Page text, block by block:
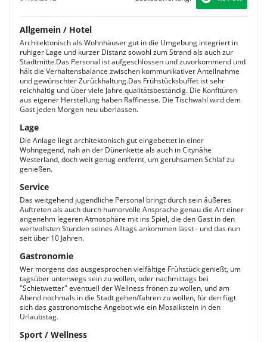
Allgemein / Hotel
Architektonisch als Wohnhäuser gut in die Umgebung integriert in
ruhiger Lage und kurzer Distanz sowohl zum Strand als auch zur
Stadtmitte.Das Personal ist aufgeschlossen und zuvorkommend und
hält die Verhaltensbalance zwischen kommunikativer Anteilnahme
und gewünschter Zurückhaltung.Das Frühstücksbuffet ist sehr
reichhaltig und über viele Jahre qualitätsbeständig. Die Konfitüren
aus eigener Herstellung haben Raffinesse. Die Tischwahl wird dem
Gast jeden Morgen neu überlassen.
Lage
Die Anlage liegt architektonisch gut eingebettet in einer
Wohngegend, nah an der Dünenkette als auch in Citynähe
Westerland, doch weit genug entfernt, um geruhsamen Schlaf zu
genießen.
Service
Das weitgehend jugendliche Personal bringt durch sein äußeres
Auftreten als auch durch humorvolle Ansprache genau die Art einer
angenehm legeren Atmosphäre mit ins Spiel, die den Gast in den
wertvollsten Stunden seines Alltags ankommen lässt - und das nun
seit über 10 Jahren.
Gastronomie
Wer morgens das ausgesprochen vielfältige Frühstück genießt, um
tagsüber unterwegs sein zu wollen, oder nachmittags bei
"Schietwetter" eventuell der Wellness frönen zu wollen, und am
Abend nochmals in die Stadt gehen/fahren zu wollen, für den fügt
sich das gastronomische Angebot wie ein Mosaikstein in den
Urlaubstag.
Sport / Wellness